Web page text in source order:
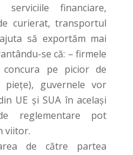
serviciile financiare,
curierat, transportul
să exportăm mai
se că: – firmele
pe picior de
piețe), guvernele vor
UE și SUA în același
reglementare pot
viitor.
de către partea